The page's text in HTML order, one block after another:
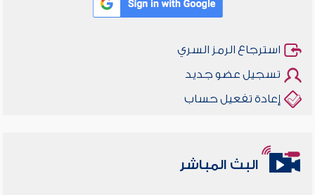
استرجاع الرمز السري
تسجيل عضو جديد
إعادة تفعيل حساب
البث المباشر